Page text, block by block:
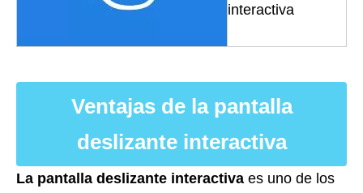
interactiva
Ventajas de la pantalla
deslizante interactiva
La pantalla deslizante interactiva es uno de los